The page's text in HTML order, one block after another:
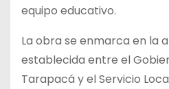
equipo educativo.
La obra se enmarca en la
establecida entre el
Tarapacá y el Servicio